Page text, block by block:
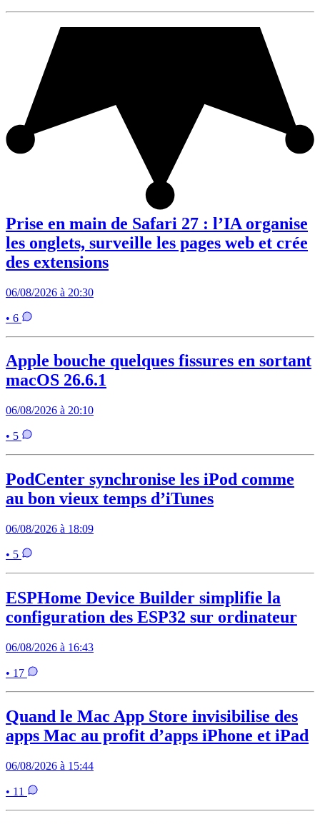
Prise en main de Safari 27 : l’IA organise
les onglets, surveille les pages web et crée
des extensions
06/08/2026 à 20:30
• 6
Apple bouche quelques fissures en sortant
macOS 26.6.1
06/08/2026 à 20:10
• 5
PodCenter synchronise les iPod comme
au bon vieux temps d’iTunes
06/08/2026 à 18:09
• 5
ESPHome Device Builder simplifie la
configuration des ESP32 sur ordinateur
06/08/2026 à 16:43
• 17
Quand le Mac App Store invisibilise des
apps Mac au profit d’apps iPhone et iPad
06/08/2026 à 15:44
• 11